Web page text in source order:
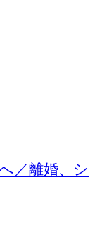
／離婚、シ